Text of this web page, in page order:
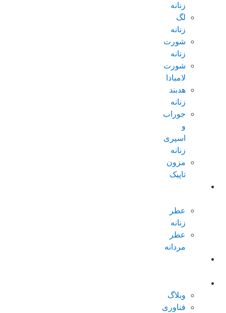
زنانه
لگ
زنانه
شورت
زنانه
شورت
لامبادا
هدبند
زنانه
جوراب
و
اسپری
زنانه
مزون
تاپیک
عطر
زنانه
عطر
مردانه
وبلاگ
فناوری